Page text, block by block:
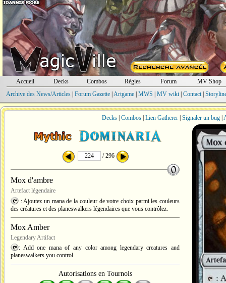
Accueil Decks Combos Règles Forum
MV Shop
Archive des News/Articles| Forum Gazette| Artgame| MWS MV wiki| Contact|
Decks Combos Lien Gatherer Signaler un bug
/ 296
Mox d'ambre
Artefact légendaire
: Ajoutez un mana de la couleur de votre choix parmi les couleurs
des créatures et des planeswalkers légendaires que vous contrôlez.
Mox Amber
Legendary Artifact
: Add one mana of any color among legendary creatures and
planeswalkers you control.
Autorisations en Tournois